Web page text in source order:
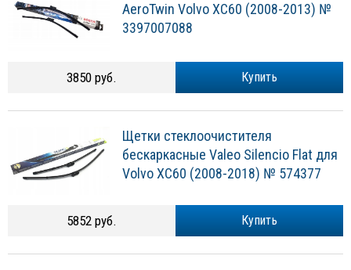
AeroTwin Volvo XC60 (2008-2013) №
3397007088
Купить
3850 руб.
Щетки стеклоочистителя
бескаркасные Valeo Silencio Flat для
Volvo XC60 (2008-2018) № 574377
Купить
5852 руб.